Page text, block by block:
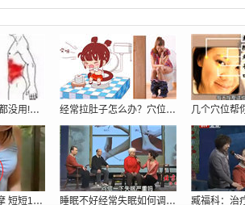
经络不通,补什么都没用!只用一招:经络 经常拉肚子怎么办？穴位密码抓住根本给你
丰胸穴位经络按摩 短短10分钟跳两罩杯[ 睡眠不好经常失眠如何调理_穴位提高睡